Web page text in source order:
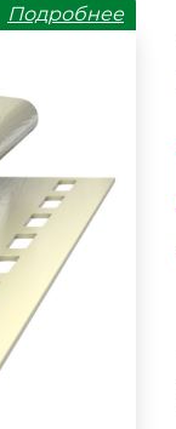
Подробнее